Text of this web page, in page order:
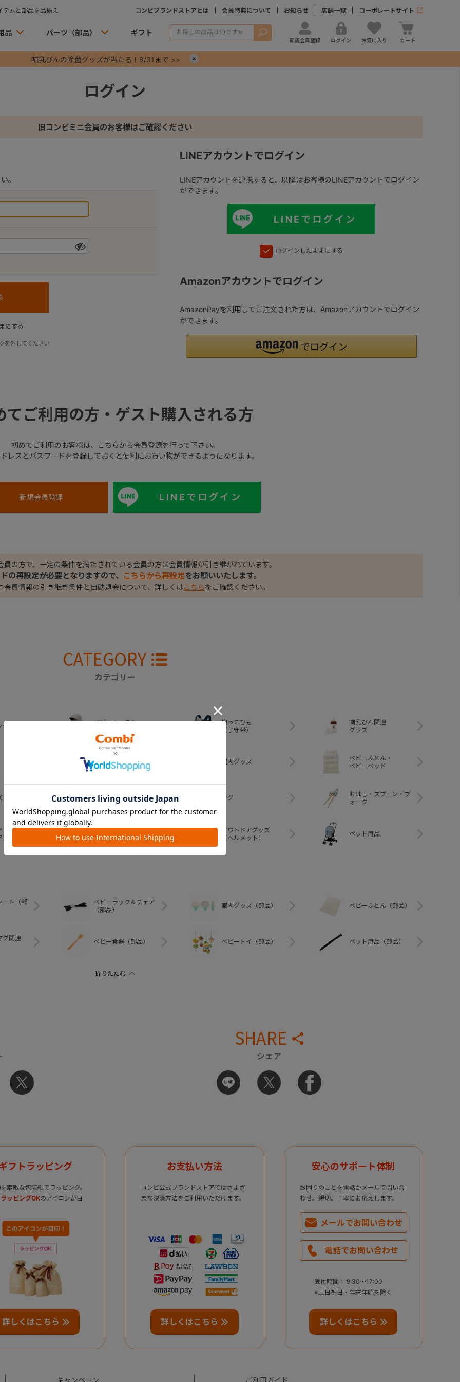
ムと部品を品揃え コンビブランドストアとは 会員特典について お知らせ 店舗一覧 コーポレートサイト
品 パーツ（部品） ギフト 検索
新規会員登録 ログイン お気に入り カート
哺乳びんの除菌グッズが当たる！8/31まで >>
ログイン
旧コンビミニ会員のお客様はご確認ください
。
にする
を外してください
LINEアカウントでログイン
LINEアカウントを連携すると、以降はお客様のLINEアカウントでログイン
ができます。
LINEでログイン
ログインしたままにする
Amazonアカウントでログイン
AmazonPayを利用してご注文された方は、Amazonアカウントでログイン
ができます。
てご利用の方・ゲスト購入される方
初めてご利用のお客様は、こちらから会員登録を行って下さい。
レスとパスワードを登録しておくと便利にお買い物ができるようになります。
LINEでログイン
員の方で、一定の条件を満たされている会員の方は会員情報が引き継がれています。
の再設定が必要となりますので、 こちらから再設定をお願いいたします。
会員情報の引き継ぎ条件と自動退会について、詳しくはこちらをご確認ください。
CATEGORY
カテゴリー
ト
ベビーラック＆
抱っこひも
（子守帯）
哺乳びん関連
グッズ
おむつ・
トイレグッズ
室内グッズ
ベビーふとん・
ベビーベッド
ベビー食器 マグ
おはし・スプーン・フ
ォーク
ベビートイ
アウトドアグッズ
（ヘルメット）
ペット用品
ート（部
ベビーラック＆チェア
（部品）
室内グッズ（部品） ベビーふとん（部品）
グ関連
ベビー食器（部品） ベビートイ（部品） ペット用品（部品）
SHARE
シェア
フトラッピング
素敵な包装紙でラッピング。
ッピングOKのアイコンが目
詳しくはこちら
お支払い方法
コンビ公式ブランドストアではさまざ
まな決済方法をご利用いただけます。
詳しくはこちら
安心のサポート体制
お困りのことを電話かメールで問い合
わせ。親切、丁寧にお応えします。
メールでお問い合わせ
電話でお問い合わせ
受付時間： 9:30～17:00
※土日祝日・年末年始を除く
詳しくはこちら
キャンペーン ご利用ガイド